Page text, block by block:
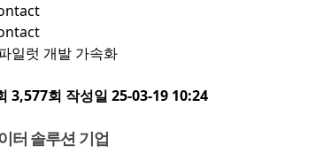
일럿 개발 가속화
3,577회 작성일 25-03-19 10:24
터 솔루션 기업